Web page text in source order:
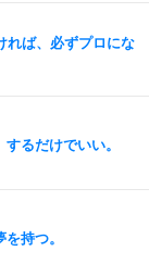
れば、必ずプロにな
るだけでいい。
持つ。